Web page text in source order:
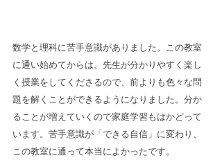
数学と理科に苦手意識がありました。この教室
に通い始めてからは、先生が分かりやすく楽し
く授業をしてくださるので、前よりも色々な問
題を解くことができるようになりました。分か
ることが増えていくので家庭学習もはかどって
います。苦手意識が「できる自信」に変わり、
この教室に通って本当によかったです。